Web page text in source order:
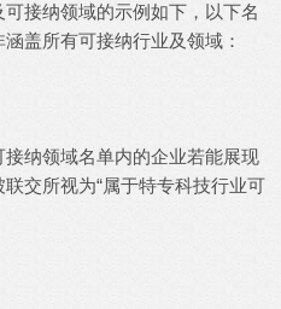
接纳领域的示例如下，以下名
盖所有可接纳行业及领域：
纳领域名单内的企业若能展现
交所视为“属于特专科技行业可